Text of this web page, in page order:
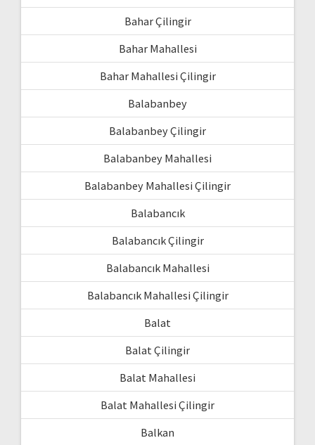
Bahar Çilingir
Bahar Mahallesi
Bahar Mahallesi Çilingir
Balabanbey
Balabanbey Çilingir
Balabanbey Mahallesi
Balabanbey Mahallesi Çilingir
Balabancık
Balabancık Çilingir
Balabancık Mahallesi
Balabancık Mahallesi Çilingir
Balat
Balat Çilingir
Balat Mahallesi
Balat Mahallesi Çilingir
Balkan